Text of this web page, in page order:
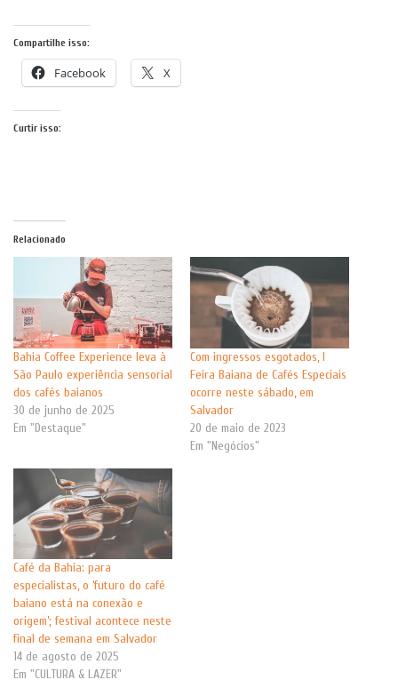
Compartilhe isso:
Facebook X
Curtir isso:
Relacionado
Bahia Coffee Experience leva à
São Paulo experiência sensorial
dos cafés baianos
30 de junho de 2025
Em "Destaque"
Com ingressos esgotados, I
Feira Baiana de Cafés Especiais
ocorre neste sábado, em
Salvador
20 de maio de 2023
Em "Negócios"
Café da Bahia: para
especialistas, o ‘futuro do café
baiano está na conexão e
origem’; festival acontece neste
final de semana em Salvador
14 de agosto de 2025
Em "CULTURA & LAZER"